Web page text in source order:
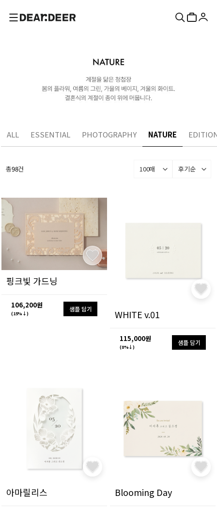
ALL ESSENTIAL PHOTOGRAPHY NATURE
총98건 100매 후기순
핑크빛 가드닝
106,200원
(15%↓)
샘플 담기 WHITE v.01
115,000원
(8%↓)
샘플 담기
아마릴리스 Blooming Day